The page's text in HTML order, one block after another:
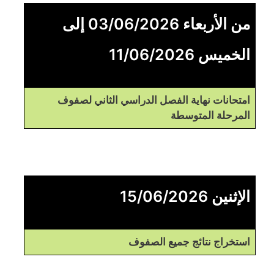
من الأربعاء 03/06/2026 إلى
الخميس 11/06/2026
امتحانات نهاية الفصل الدراسي الثاني لصفوف
المرحلة المتوسطة
الإثنين 15/06/2026
استخراج نتائج جميع الصفوف